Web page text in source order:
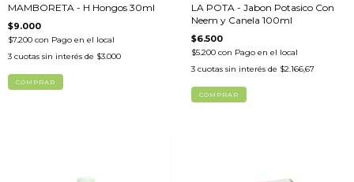
MAMBORETA - H Hongos 30ml
$9.000
$7.200 con Pago en el local
3 cuotas sin interés de $3.000
LA POTA - Jabon Potasico Con
Neem y Canela 100ml
$6.500
$5.200 con Pago en el local
3 cuotas sin interés de $2.166,67